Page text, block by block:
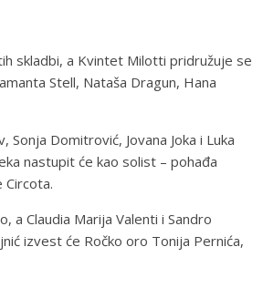
skladbi, a Kvintet Milotti pridružuje se
Stell, Nataša Dragun, Hana
Domitrović, Jovana Joka i Luka
nastupit će kao solist – pohađa
Circota.
a Claudia Marija Valenti i Sandro
izvest će Ročko oro Tonija Pernića,